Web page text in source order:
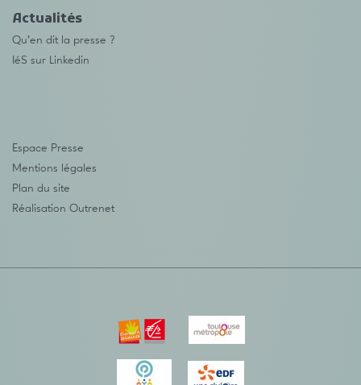
Actualités
Qu’en dit la presse ?
IéS sur Linkedin
Espace Presse
Mentions légales
Plan du site
Réalisation Outrenet